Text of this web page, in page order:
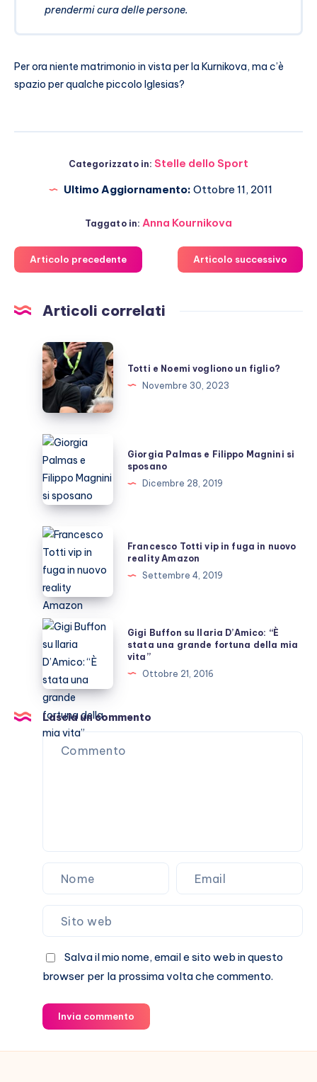
prendermi cura delle persone.
Per ora niente matrimonio in vista per la Kurnikova, ma c’è
spazio per qualche piccolo Iglesias?
Categorizzato in: Stelle dello Sport
Ultimo Aggiornamento: Ottobre 11, 2011
Taggato in: Anna Kournikova
Articolo precedente Articolo successivo
Articoli correlati
Totti
e
Noemi
vogliono
un
figlio?
Totti e Noemi vogliono un figlio?
Novembre 30, 2023
Giorgia
Palmas
e
Filippo
Magnini
si
sposano
Giorgia Palmas e Filippo Magnini si
sposano
Dicembre 28, 2019
Francesco
Totti
vip
in
fuga
in
nuovo
reality
Amazon
Francesco Totti vip in fuga in nuovo
reality Amazon
Settembre 4, 2019
Gigi
Buffon
su
Ilaria
D’Amico:
“È
stata
Gigi Buffon su Ilaria D’Amico: “È
stata una grande fortuna della mia
vita”
Ottobre 21, 2016
Lascia un commento
Salva il mio nome, email e sito web in questo
browser per la prossima volta che commento.
Invia commento